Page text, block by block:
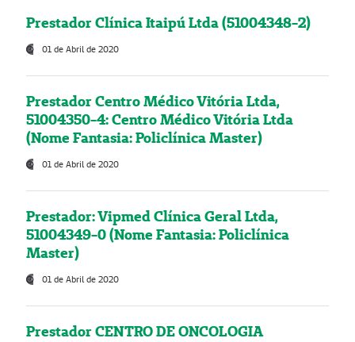
Prestador Clínica Itaipú Ltda (51004348-2)
01 de Abril de 2020
Prestador Centro Médico Vitória Ltda,
51004350-4: Centro Médico Vitória Ltda
(Nome Fantasia: Policlínica Master)
01 de Abril de 2020
Prestador: Vipmed Clínica Geral Ltda,
51004349-0 (Nome Fantasia: Policlínica
Master)
01 de Abril de 2020
Prestador CENTRO DE ONCOLOGIA